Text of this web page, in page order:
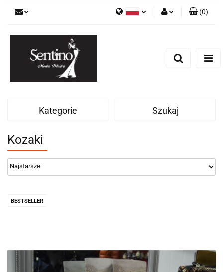
(0)
Kategorie Szukaj
Kozaki
BESTSELLER